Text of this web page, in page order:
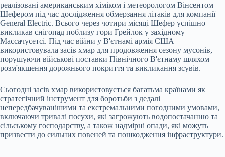
реалізовані американським хіміком і метеорологом Вінсентом
Шефером під час дослідження обмерзання літаків для компанії
General Electric. Всього через чотири місяці Шефер успішно
викликав снігопад поблизу гори Грейлок у західному
Массачусетсі. Під час війни у В'єтнамі армія США
використовувала засів хмар для продовження сезону мусонів,
порушуючи військові поставки Північного В'єтнаму шляхом
розм'якшення дорожнього покриття та викликання зсувів.
Сьогодні засів хмар використовується багатьма країнами як
стратегічний інструмент для боротьби з дедалі
непередбачуванішими та екстремальними погодними умовами,
включаючи тривалі посухи, які загрожують водопостачанню та
сільському господарству, а також надмірні опади, які можуть
призвести до сильних повеней та пошкодження інфраструктури.